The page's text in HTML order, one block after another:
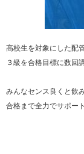
高校生を対象にした配
３級を合格目標に数回
みんなセンス良くと飲
合格まで全力でサポー